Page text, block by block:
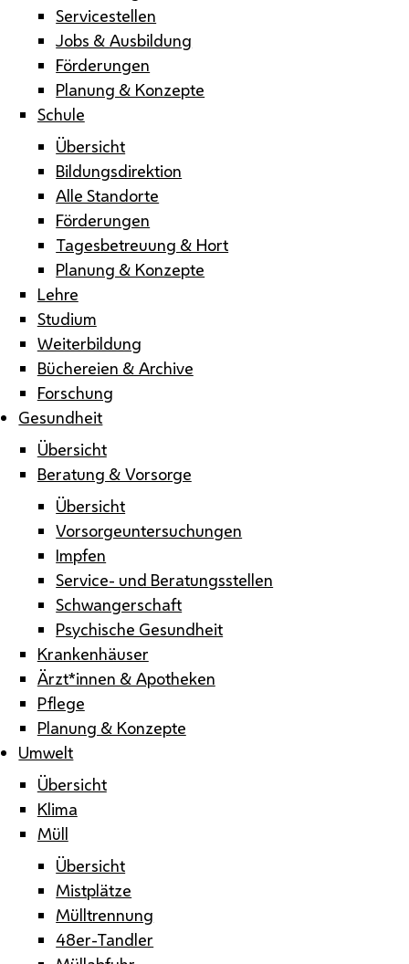
Servicestellen
Jobs & Ausbildung
Förderungen
Planung & Konzepte
Schule
Übersicht
Bildungsdirektion
Alle Standorte
Förderungen
Tagesbetreuung & Hort
Planung & Konzepte
Lehre
Studium
Weiterbildung
Büchereien & Archive
Forschung
Gesundheit
Übersicht
Beratung & Vorsorge
Übersicht
Vorsorgeuntersuchungen
Impfen
Service- und Beratungsstellen
Schwangerschaft
Psychische Gesundheit
Krankenhäuser
Ärzt*innen & Apotheken
Pflege
Planung & Konzepte
Umwelt
Übersicht
Klima
Müll
Übersicht
Mistplätze
Mülltrennung
48er-Tandler